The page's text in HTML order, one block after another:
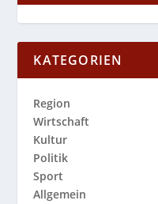
KATEGORIEN
Region
Wirtschaft
Kultur
Politik
Sport
Allgemein